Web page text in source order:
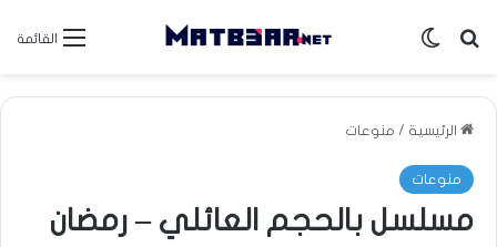
القائمة بحث عنالوضع المظلم
الرئيسية / منوعات
منوعات
مسلسل بالحجم العائلي – رمضان